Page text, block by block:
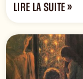
LIRE LA SUITE »